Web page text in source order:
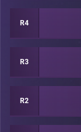
R4
R3
R2